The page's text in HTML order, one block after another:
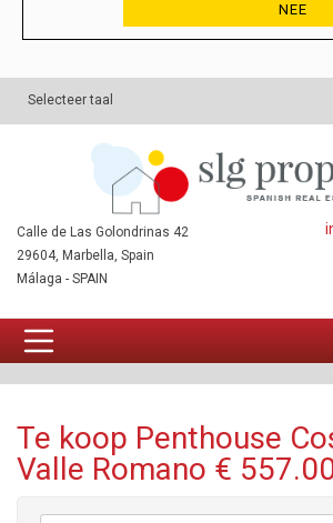
NEE
Selecteer taal
Calle de Las Golondrinas 42
29604, Marbella, Spain
Málaga - SPAIN
Te koop Penthouse
Valle Romano €